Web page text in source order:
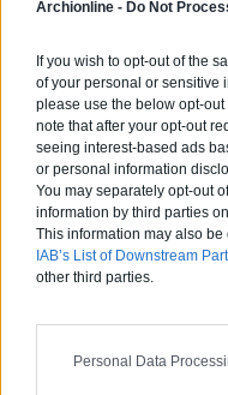
Archionline - Do Not
If you wish to opt-out of the
of your personal or sensitive
please use the below opt-
note that after your opt-out
seeing interest-based ads
or personal information
You may separately opt-out
information by third parties
This information may also
IAB’s List of Downstream
other third parties.
Personal Data
frais ?
Suivez-